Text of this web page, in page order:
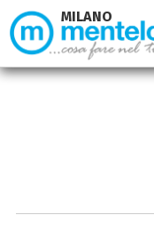
MILANO